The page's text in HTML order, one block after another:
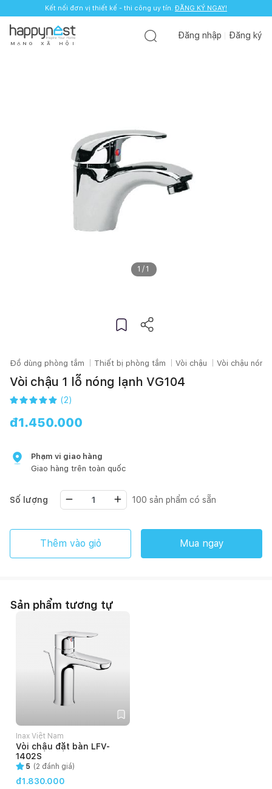
Kết nối đơn vị thiết kế - thi công uy tín. ĐĂNG KÝ NGAY!
M Ạ N G X Ã H Ộ I
Đăng nhập Đăng ký
1 / 1
Đồ dùng phòng tắm Thiết bị phòng tắm Vòi chậu Vòi chậu nóng
Vòi chậu 1 lỗ nóng lạnh VG104
(2)
đ1.450.000
Phạm vi giao hàng
Giao hàng trên toàn quốc
Số lượng 100 sản phẩm có sẵn
Thêm vào giỏ Mua ngay
Sản phẩm tương tự
Inax Việt Nam
Vòi chậu đặt bàn LFV-
1402S
5 (2 đánh giá)
đ1.830.000